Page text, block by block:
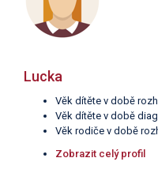
Lucka
Věk dítěte v době
Věk dítěte v době
Věk rodiče v době
Zobrazit celý profil